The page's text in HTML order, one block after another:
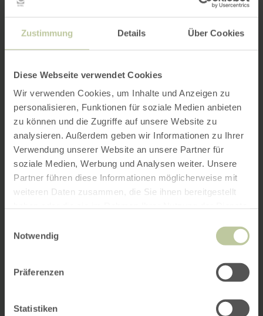
Zustimmung Details Über Cookies
Diese Webseite verwendet Cookies
Wir verwenden Cookies, um Inhalte und Anzeigen zu
personalisieren, Funktionen für soziale Medien anbieten
zu können und die Zugriffe auf unsere Website zu
analysieren. Außerdem geben wir Informationen zu Ihrer
Verwendung unserer Website an unsere Partner für
soziale Medien, Werbung und Analysen weiter. Unsere
Partner führen diese Informationen möglicherweise mit
weiteren Daten zusammen, die Sie ihnen bereitgestellt
Notwendig
Präferenzen
Statistiken